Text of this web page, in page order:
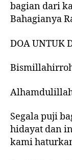
bagian dari
Bahagianya
DOA UNTUK
Segala puji
hidayat dan
kami